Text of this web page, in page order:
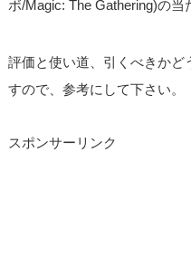
ボ/Magic: The Gathering)の当
評価と使い道、引くべきかど
すので、参考にして下さい。
スポンサーリンク